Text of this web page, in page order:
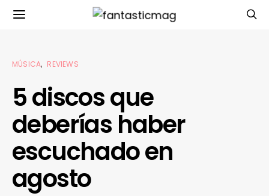
MÚSICA REVIEWS
5 discos que
deberías haber
escuchado en
agosto